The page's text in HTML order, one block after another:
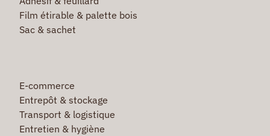
Film étirable & palette bois
Sac & sachet
E-commerce
Entrepôt & stockage
Transport & logistique
Entretien & hygiène